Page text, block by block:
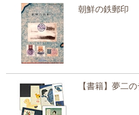
朝鮮の鉄郵印
【書籍】夢二